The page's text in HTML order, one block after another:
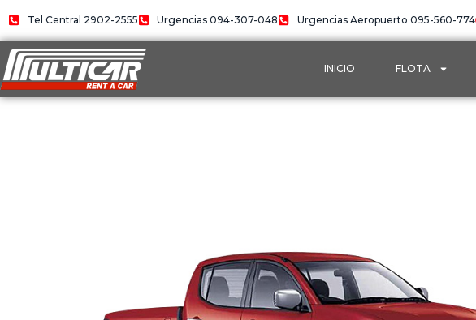
al
contenido
Tel Central 2902-2555 Urgencias 094-307-048 Urgencias Aeropuerto 095-560-774
INICIO FLOTA